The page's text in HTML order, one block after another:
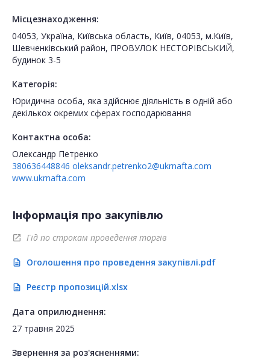
Місцезнаходження:
04053, Україна, Київська область, Київ, 04053, м.Київ,
Шевченківський район, ПРОВУЛОК НЕСТОРІВСЬКИЙ,
будинок 3-5
Категорія:
Юридична особа, яка здійснює діяльність в одній або
декількох окремих сферах господарювання
Контактна особа:
Олександр Петренко
380636448846 oleksandr.petrenko2@ukrnafta.com
www.ukrnafta.com
Інформація про закупівлю
open_in_new Гід по строкам проведення торгів
description Оголошення про проведення закупівлі.pdf
description Реєстр пропозицій.xlsx
Дата оприлюднення:
27 травня 2025
Звернення за роз'ясненнями: